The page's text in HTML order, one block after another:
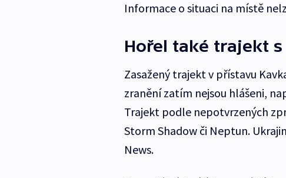
Informace o situaci na místě
Hořel také trajekt
Zasažený trajekt v přístavu
zranění zatím nejsou hlášeni,
Trajekt podle nepotvrzených
Storm Shadow či Neptun.
News.